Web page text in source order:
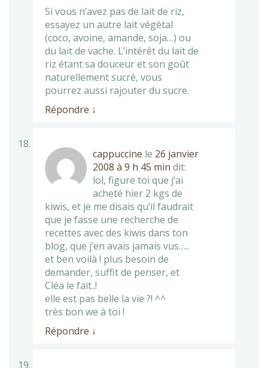
Si vous n’avez pas de lait de riz,
essayez un autre lait végétal
(coco, avoine, amande, soja…) ou
du lait de vache. L’intérêt du lait de
riz étant sa douceur et son goût
naturellement sucré, vous
pourrez aussi rajouter du sucre.
Répondre ↓
cappuccine le 26 janvier
2008 à 9 h 45 min dit:
lol, figure toi que j’ai
acheté hier 2 kgs de
kiwis, et je me disais qu’il faudrait
que je fasse une recherche de
recettes avec des kiwis dans ton
blog, que j’en avais jamais vus…..
et ben voilà ! plus besoin de
demander, suffit de penser, et
Cléa le fait..!
elle est pas belle la vie ?! ^^
très bon we à toi !
Répondre ↓